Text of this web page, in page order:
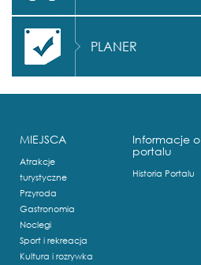
PLANER
MIEJSCA
Atrakcje
turystyczne
Przyroda
Gastronomia
Noclegi
Sport i rekreacja
Kultura i rozrywka
Informacje o
portalu
Historia Portalu